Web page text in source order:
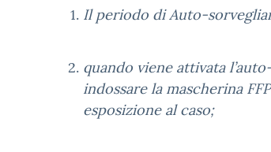
Il periodo di Auto-
quando viene attivata
indossare la mascherina
esposizione al caso;